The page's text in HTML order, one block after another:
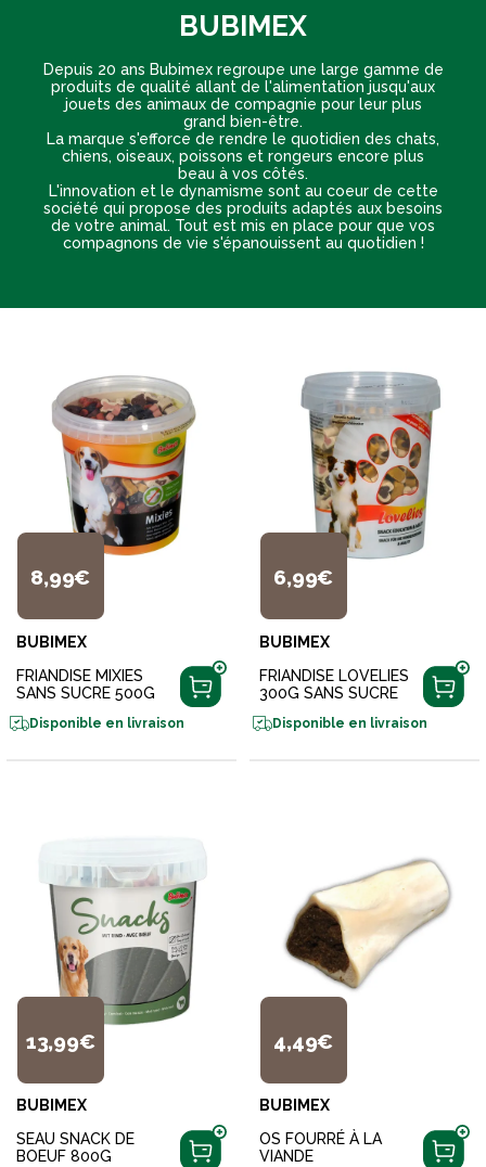
BUBIMEX
Depuis 20 ans Bubimex regroupe une large gamme de
produits de qualité allant de l'alimentation jusqu'aux
jouets des animaux de compagnie pour leur plus
grand bien-être.
La marque s'efforce de rendre le quotidien des chats,
chiens, oiseaux, poissons et rongeurs encore plus
beau à vos côtés.
L'innovation et le dynamisme sont au coeur de cette
société qui propose des produits adaptés aux besoins
de votre animal. Tout est mis en place pour que vos
compagnons de vie s'épanouissent au quotidien !
8,99€
BUBIMEX
FRIANDISE MIXIES
SANS SUCRE 500G
Disponible en livraison
6,99€
BUBIMEX
FRIANDISE LOVELIES
300G SANS SUCRE
Disponible en livraison
13,99€
BUBIMEX
SEAU SNACK DE
BOEUF 800G
4,49€
BUBIMEX
OS FOURRÉ À LA
VIANDE